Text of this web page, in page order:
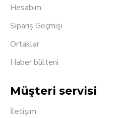
Hesabım
Sipariş Geçmişi
Ortaklar
Haber bülteni
Müşteri servisi
İletişim